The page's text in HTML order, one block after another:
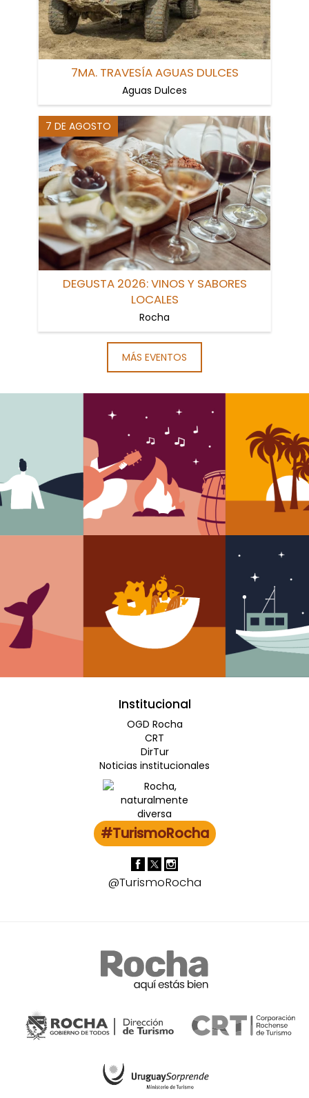
7MA. TRAVESÍA AGUAS DULCES
Aguas Dulces
7 DE AGOSTO
DEGUSTA 2026: VINOS Y SABORES
LOCALES
Rocha
MÁS EVENTOS
Institucional
OGD Rocha
CRT
DirTur
Noticias institucionales
#TurismoRocha
@TurismoRocha